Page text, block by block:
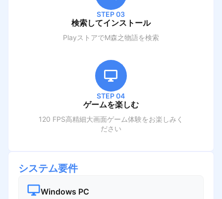
STEP 03
検索してインストール
PlayストアでM森之物語を検索
STEP 04
ゲームを楽しむ
120 FPS高精細大画面ゲーム体験をお楽しみく
ださい
システム要件
Windows PC